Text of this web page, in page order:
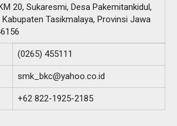
20, Sukaresmi, Desa Pakemitankidul,
Tasikmalaya, Provinsi Jawa
(0265) 455111
smk_bkc@yahoo.co.id
+62 822-1925-2185